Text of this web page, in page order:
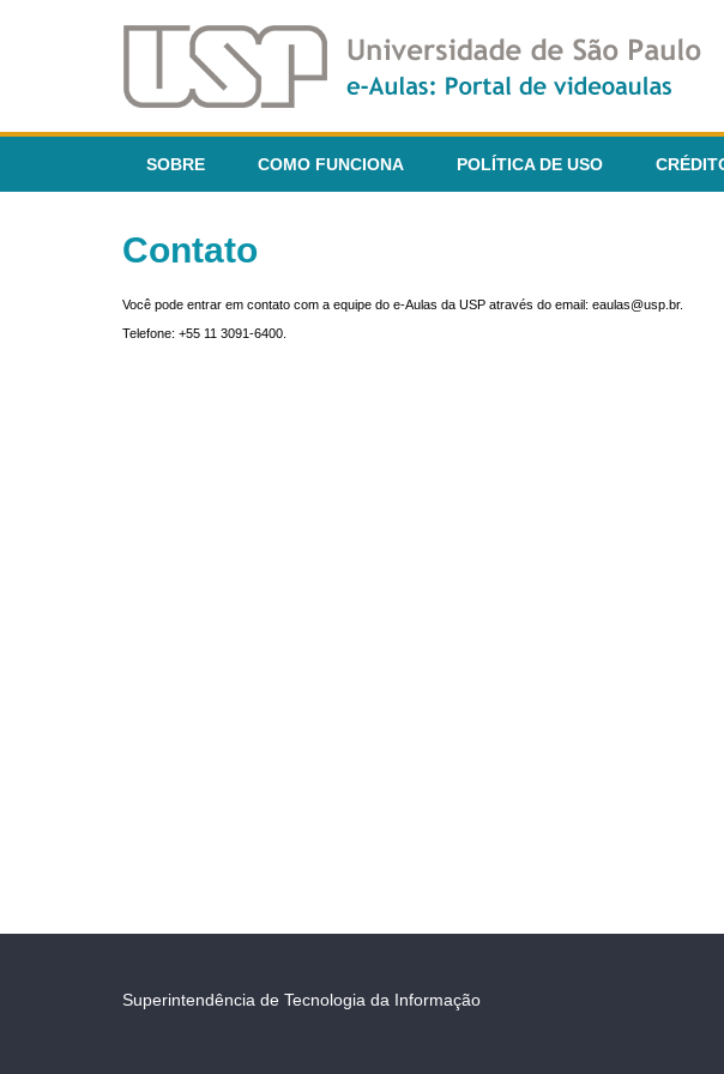
SOBRE COMO FUNCIONA POLÍTICA DE USO
Contato
Você pode entrar em contato com a equipe do e-Aulas da USP através do email: eaulas@usp.br.
Telefone: +55 11 3091-6400.
Superintendência de Tecnologia da Informação